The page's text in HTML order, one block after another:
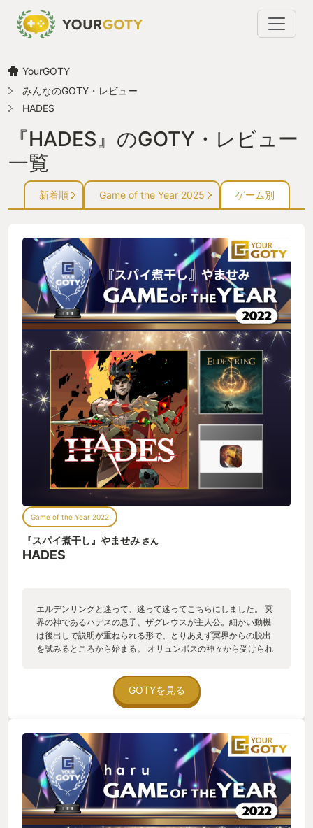
YourGOTY
みんなのGOTY・レビュー
HADES
『HADES』のGOTY・レビュー
一覧
新着順 Game of the Year 2025 ゲーム別
Game of the Year 2022
『スパイ煮干し』やませみ さん
HADES
エルデンリングと迷って、迷って迷ってこちらにしました。 冥
界の神であるハデスの息子、ザグレウスが主人公。細かい動機
は後出しで説明が重ねられる形で、とりあえず冥界からの脱出
を試みるところから始まる。 オリュンポスの神々から受けられ
ライクアクションゲーム。脱出を試みる度にゼロから始まり、
部屋を移動する度にどの神が手助けしてくれるのか、その神の
どの功徳が三択に現れるのか、ランダムな組み合わせを楽し
つの態、神々は十柱、功徳がそれぞれ十数種類、二柱が連携す
るデュオ功徳、と無限の組み合わせを操り、邪魔をしてくる冥
界の住人たちを薙ぎ払っていく。 また、脱出に成功しても、と
ある事情でまたすぐに館に戻されることになるが、その度にス
トーリーが進行。計十回の脱出でストーリーが完結するので、
何度も脱出したくなる工夫がされている。 何度やっても同じ組
み合わせはなく、その度に攻め方を変えるのが楽しくて、気づ
GOTYを見る